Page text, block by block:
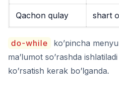
Qachon qulay shart
do-while
ko’pincha
ma’lumot so’rashda
ko’rsatish kerak bo’lganda.